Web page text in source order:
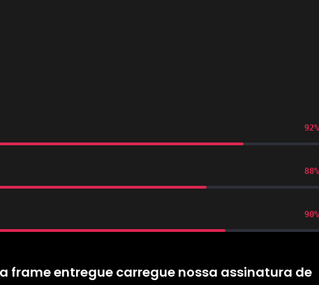
92%
88%
90%
frame entregue carregue nossa assinatura de